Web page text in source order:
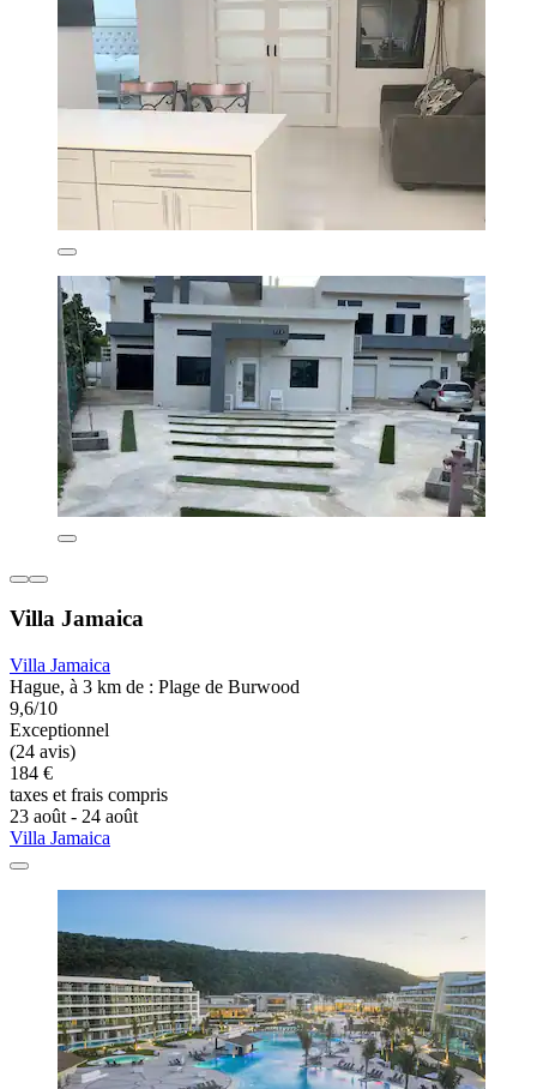
Villa Jamaica
Villa Jamaica
Hague, à 3 km de : Plage de Burwood
9,6/10
Exceptionnel
(24 avis)
184 €
taxes et frais compris
23 août - 24 août
Villa Jamaica